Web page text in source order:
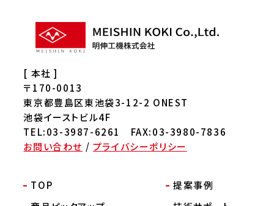
[ 本社 ]
〒170-0013
東京都豊島区東池袋3-12-2 ONEST
池袋イーストビル4F
TEL:03-3987-6261 FAX:03-3980-7836
お問い合わせ / プライバシーポリシー
TOP
提案事例